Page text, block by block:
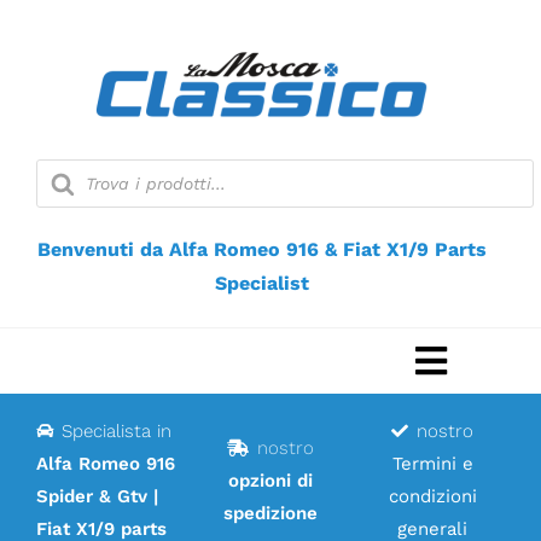
contenuto
Ricerca
prodotti
Benvenuti da Alfa Romeo 916 & Fiat X1/9 Parts
Specialist
a
Negozio web
Specialista in
Alfa Romeo 916
Spider & Gtv |
Fiat X1/9 parts
nostro
opzioni di
spedizione
nostro
Termini e
condizioni
generali